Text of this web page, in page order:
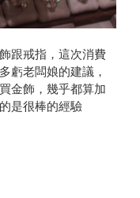
跟戒指，這次消費
虧老闆娘的建議，
金飾，幾乎都算加
是很棒的經驗